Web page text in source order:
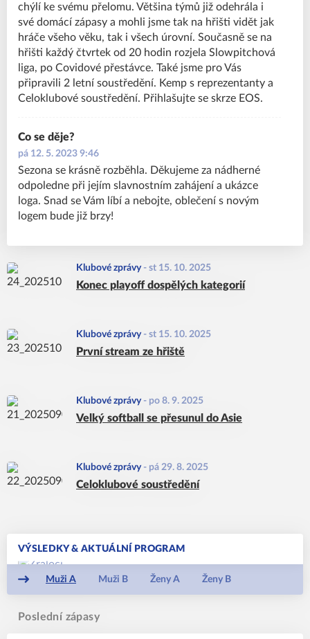
chýlí ke svému přelomu. Většina týmů již odehrála i
své domácí zápasy a mohli jsme tak na hřišti vidět jak
hráče všeho věku, tak i všech úrovní. Současně se na
hřišti každý čtvrtek od 20 hodin rozjela Slowpitchová
liga, po Covidové přestávce. Také jsme pro Vás
připravili 2 letní soustředění. Kemp s reprezentanty a
Celoklubové soustředění. Přihlašujte se skrze EOS.
pá 12. 5. 2023 9:46
Co se děje?
Sezona se krásně rozběhla. Děkujeme za nádherné
odpoledne při jejím slavnostním zahájení a ukázce
loga. Snad se Vám líbí a nebojte, oblečení s novým
logem bude již brzy!
Klubové zprávy - st 15. 10. 2025
Konec playoff dospělých kategorií
Klubové zprávy - st 15. 10. 2025
První stream ze hřiště
Klubové zprávy - po 8. 9. 2025
Velký softball se přesunul do Asie
Klubové zprávy - pá 29. 8. 2025
Celoklubové soustředění
VÝSLEDKY & AKTUÁLNÍ PROGRAM
Muži A Muži B Ženy A Ženy B
Poslední zápasy